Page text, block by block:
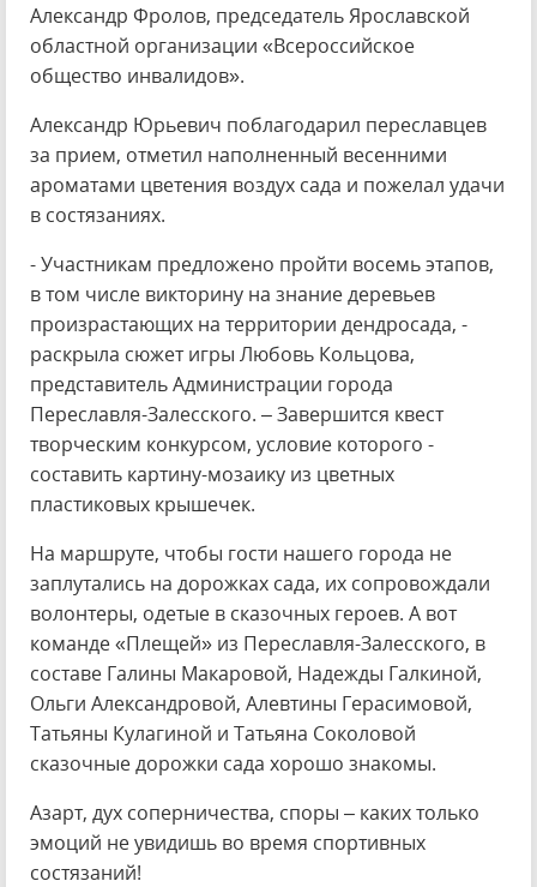
Александр Фролов, председатель Ярославской
областной организации «Всероссийское
общество инвалидов».
Александр Юрьевич поблагодарил переславцев
за прием, отметил наполненный весенними
ароматами цветения воздух сада и пожелал удачи
в состязаниях.
- Участникам предложено пройти восемь этапов,
в том числе викторину на знание деревьев
произрастающих на территории дендросада, -
раскрыла сюжет игры Любовь Кольцова,
представитель Администрации города
Переславля-Залесского. – Завершится квест
творческим конкурсом, условие которого -
составить картину-мозаику из цветных
пластиковых крышечек.
На маршруте, чтобы гости нашего города не
заплутались на дорожках сада, их сопровождали
волонтеры, одетые в сказочных героев. А вот
команде «Плещей» из Переславля-Залесского, в
составе Галины Макаровой, Надежды Галкиной,
Ольги Александровой, Алевтины Герасимовой,
Татьяны Кулагиной и Татьяна Соколовой
сказочные дорожки сада хорошо знакомы.
Азарт, дух соперничества, споры – каких только
эмоций не увидишь во время спортивных
состязаний!